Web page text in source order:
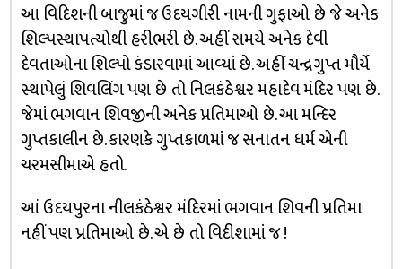
આ વિદિશની બાજુમાં જ ઉદયગીરી નામની ગુફાઓ છે જે અનેક
શિલ્પસ્થાપત્યોથી હરીભરી છે. અહીં સમયે અનેક દેવી
દેવતાઓના શિલ્પો કંડારવામાં આવ્યાં છે. અહીં ચન્દ્રગુપ્ત મૌર્યે
સ્થાપેલું શિવલિંગ પણ છે તો નિલકંઠેશ્વર મહાદેવ મંદિર પણ છે.
જેમાં ભગવાન શિવજીની અનેક પ્રતિમાઓ છે. આ મન્દિર
ગુપ્તકાલીન છે. કારણકે ગુપ્તકાળમાં જ સનાતન ધર્મ એની
ચરમસીમાએ હતો.
આં ઉદયપુરના નીલકંઠેશ્વર મંદિરમાં ભગવાન શિવની પ્રતિમા
નહીં પણ પ્રતિમાઓ છે. એ છે તો વિદીશામાં જ !